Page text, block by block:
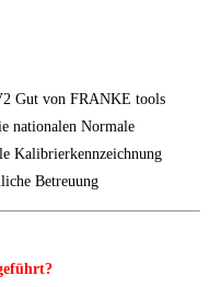
Gut von FRANKE tools
nationalen Normale
Kalibrierkennzeichnung
Betreuung